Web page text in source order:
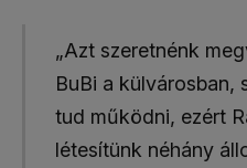
„Azt szeretnénk
BuBi a külvárosban,
tud működni, ezért
létesítünk néhány